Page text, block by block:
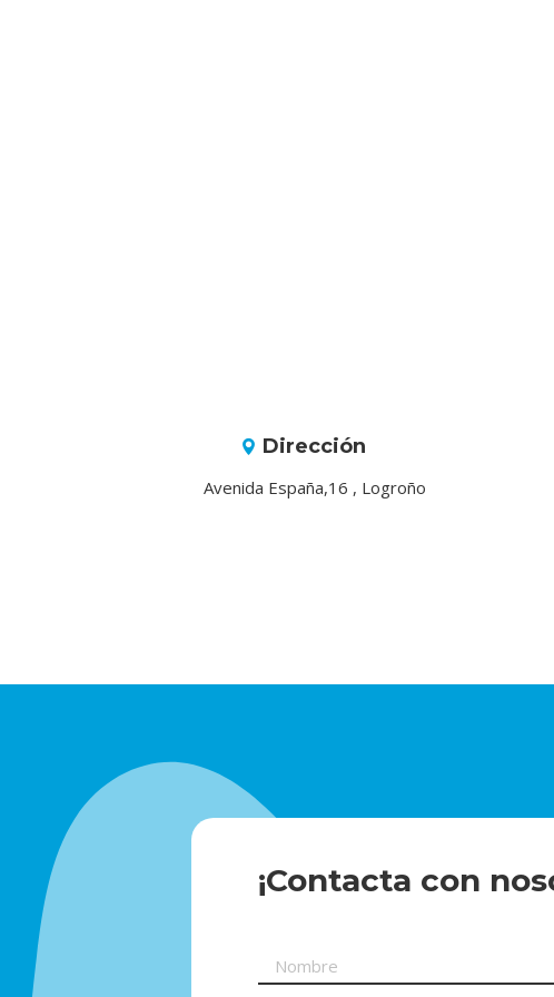
Dirección
Avenida España,16 , Logroño
¡Contacta con